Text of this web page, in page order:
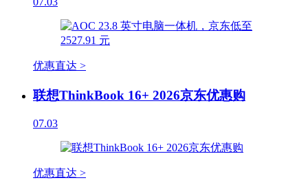
优惠直达 >
联想ThinkBook 16+ 2026京东优惠购
07.03
优惠直达 >